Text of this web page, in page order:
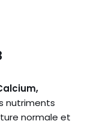
nutriments
normale et